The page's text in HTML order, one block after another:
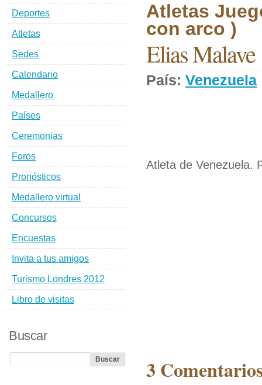
Atletas
con arco )
Elias Malave
País: Venezuela
Atleta de Venezuela.
3
Deportes
Atletas
Sedes
Calendario
Medallero
Países
Ceremonias
Foros
Pronósticos
Medallero virtual
Concursos
Encuestas
Invita a tus amigos
Turismo Londres 2012
Libro de visitas
Buscar